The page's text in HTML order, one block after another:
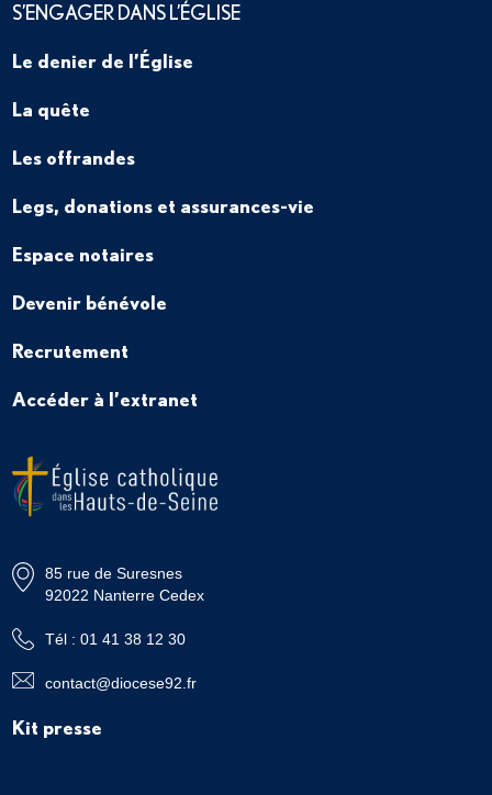
S’ENGAGER DANS L’ÉGLISE
Le denier de l’Église
La quête
Les offrandes
Legs, donations et assurances-vie
Espace notaires
Devenir bénévole
Recrutement
Accéder à l’extranet
85 rue de Suresnes
92022 Nanterre Cedex
Tél : 01 41 38 12 30
contact@diocese92.fr
Kit presse